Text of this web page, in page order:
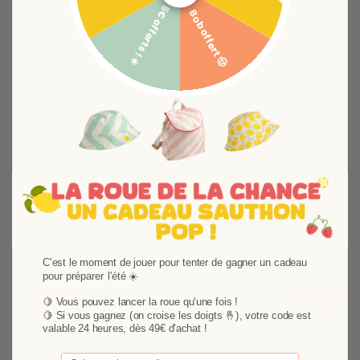
Détails du produit
Avis Vérifiés
Vous aimerez aussi
-50%
Bob offert 🤠
5€ offerts ! ☀️
C'est le moment de jouer pour tenter de gagner un cadeau
pour préparer l'été ☀️
🍋 Vous pouvez lancer la roue qu'une fois !
🍋 Si vous gagnez (on croise les doigts 🤞), votre code est
valable 24 heures, dès 49€ d'achat !